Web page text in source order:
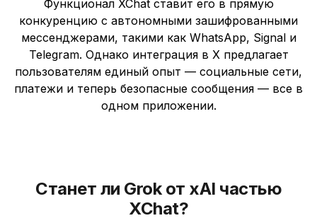
Функционал XChat ставит его в прямую
конкуренцию с автономными зашифрованными
мессенджерами, такими как WhatsApp, Signal и
Telegram. Однако интеграция в X предлагает
пользователям единый опыт — социальные сети,
платежи и теперь безопасные сообщения — все в
одном приложении.
Станет ли Grok от xAI частью
XChat?